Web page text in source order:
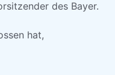
des Bayer.
hat,